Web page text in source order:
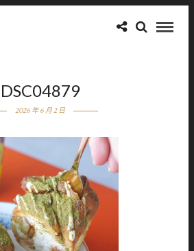
DSC04879
2026 年 6 月 2 日